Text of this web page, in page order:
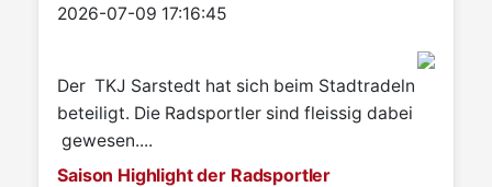
Details
2026-07-09 17:16:45
Der TKJ Sarstedt hat sich beim Stadtradeln
beteiligt. Die Radsportler sind fleissig dabei
gewesen....
Saison Highlight der Radsportler